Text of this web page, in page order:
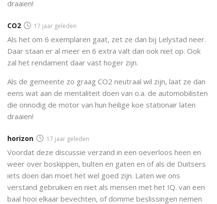
draaien!
CO2 17 jaar geleden
Als het om 6 exemplaren gaat, zet ze dan bij Lelystad neer.
Daar staan er al meer en 6 extra valt dan ook niet op. Ook
zal het rendament daar vast hoger zijn.
Als de gemeente zo graag CO2 neutraal wil zijn, laat ze dan
eens wat aan de mentaliteit doen van o.a. de automobilisten
die onnodig de motor van hun heilige koe stationair laten
draaien!
horizon 17 jaar geleden
Voordat deze discussie verzand in een oeverloos heen en
weer over boskippen, bulten en gaten en of als de Duitsers
iets doen dan moet het wel goed zijn. Laten we ons
verstand gebruiken en niet als mensen met het IQ. van een
baal hooi elkaar bevechten, of domme beslissingen nemen